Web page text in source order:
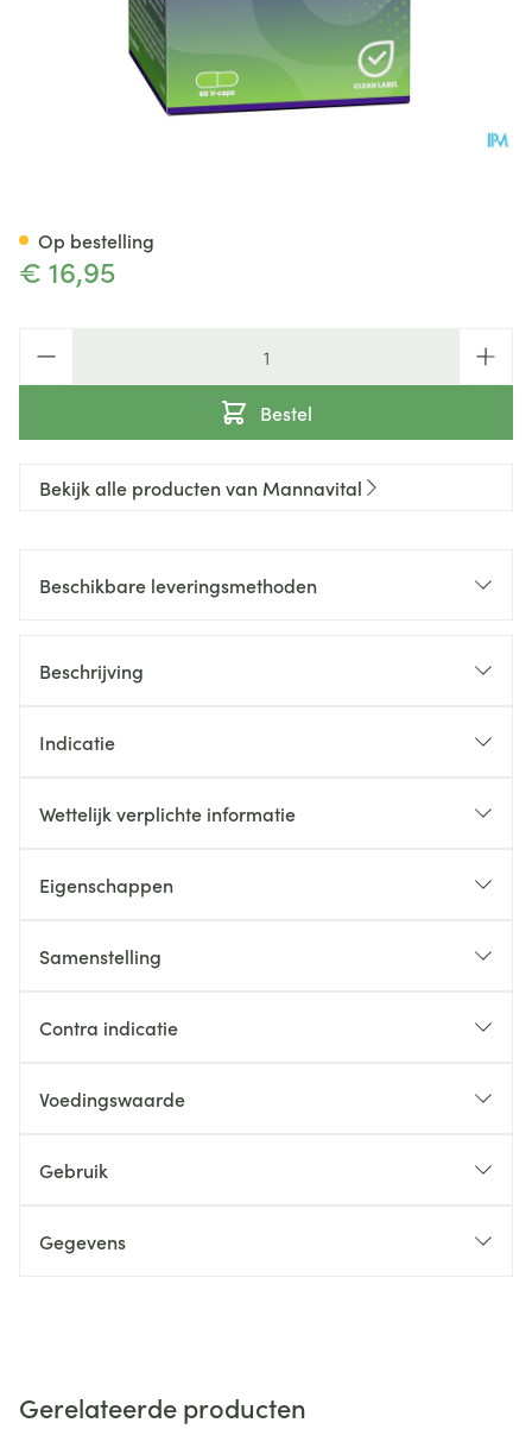
€ 16,95
Bestel
Op bestelling
Bekijk alle producten van Mannavital
Beschikbare leveringsmethoden
Beschrijving
Indicatie
Wettelijk verplichte informatie
Eigenschappen
Samenstelling
Contra indicatie
Voedingswaarde
Gebruik
Gegevens
Gerelateerde producten